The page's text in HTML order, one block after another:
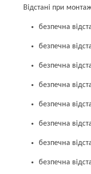
Відстані при
безпечна
безпечна
безпечна
безпечна
безпечна
безпечна
безпечна
безпечна